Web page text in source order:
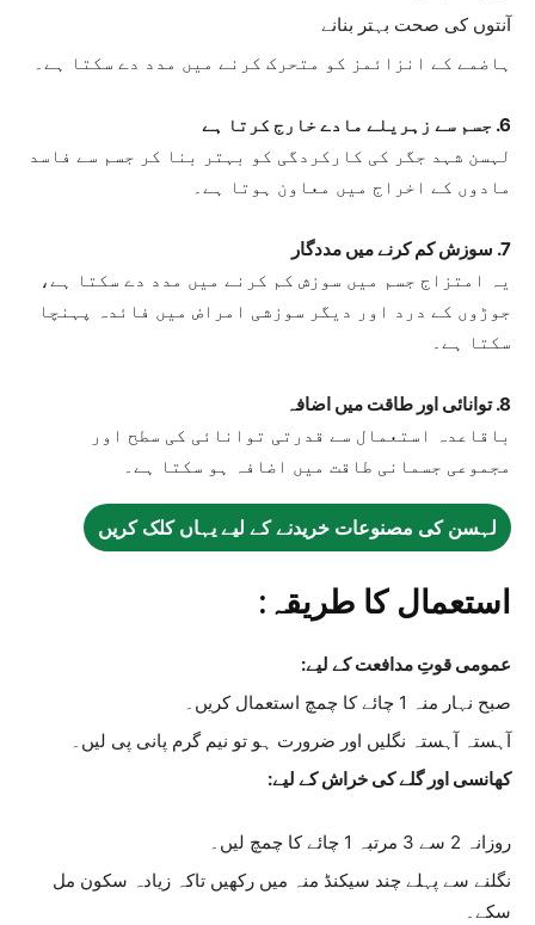
آنتوں کی صحت بہتر بنانے
ہاضمے کے انزائمز کو متحرک کرنے میں مدد دے سکتا ہے۔
6. جسم سے زہریلے مادے خارج کرتا ہے
لہسن شہد جگر کی کارکردگی کو بہتر بنا کر جسم سے فاسد
مادوں کے اخراج میں معاون ہوتا ہے۔
7. سوزش کم کرنے میں مددگار
یہ امتزاج جسم میں سوزش کم کرنے میں مدد دے سکتا ہے،
جوڑوں کے درد اور دیگر سوزشی امراض میں فائدہ پہنچا
سکتا ہے۔
8. توانائی اور طاقت میں اضافہ
باقاعدہ استعمال سے قدرتی توانائی کی سطح اور
مجموعی جسمانی طاقت میں اضافہ ہو سکتا ہے۔
لہسن کی مصنوعات خریدنے کے لیے یہاں کلک کریں
استعمال کا طریقہ:
عمومی قوتِ مدافعت کے لیے:
صبح نہار منہ 1 چائے کا چمچ استعمال کریں۔
آہستہ آہستہ نگلیں اور ضرورت ہو تو نیم گرم پانی پی لیں۔
کھانسی اور گلے کی خراش کے لیے:
روزانہ 2 سے 3 مرتبہ 1 چائے کا چمچ لیں۔
نگلنے سے پہلے چند سیکنڈ منہ میں رکھیں تاکہ زیادہ سکون مل
سکے۔